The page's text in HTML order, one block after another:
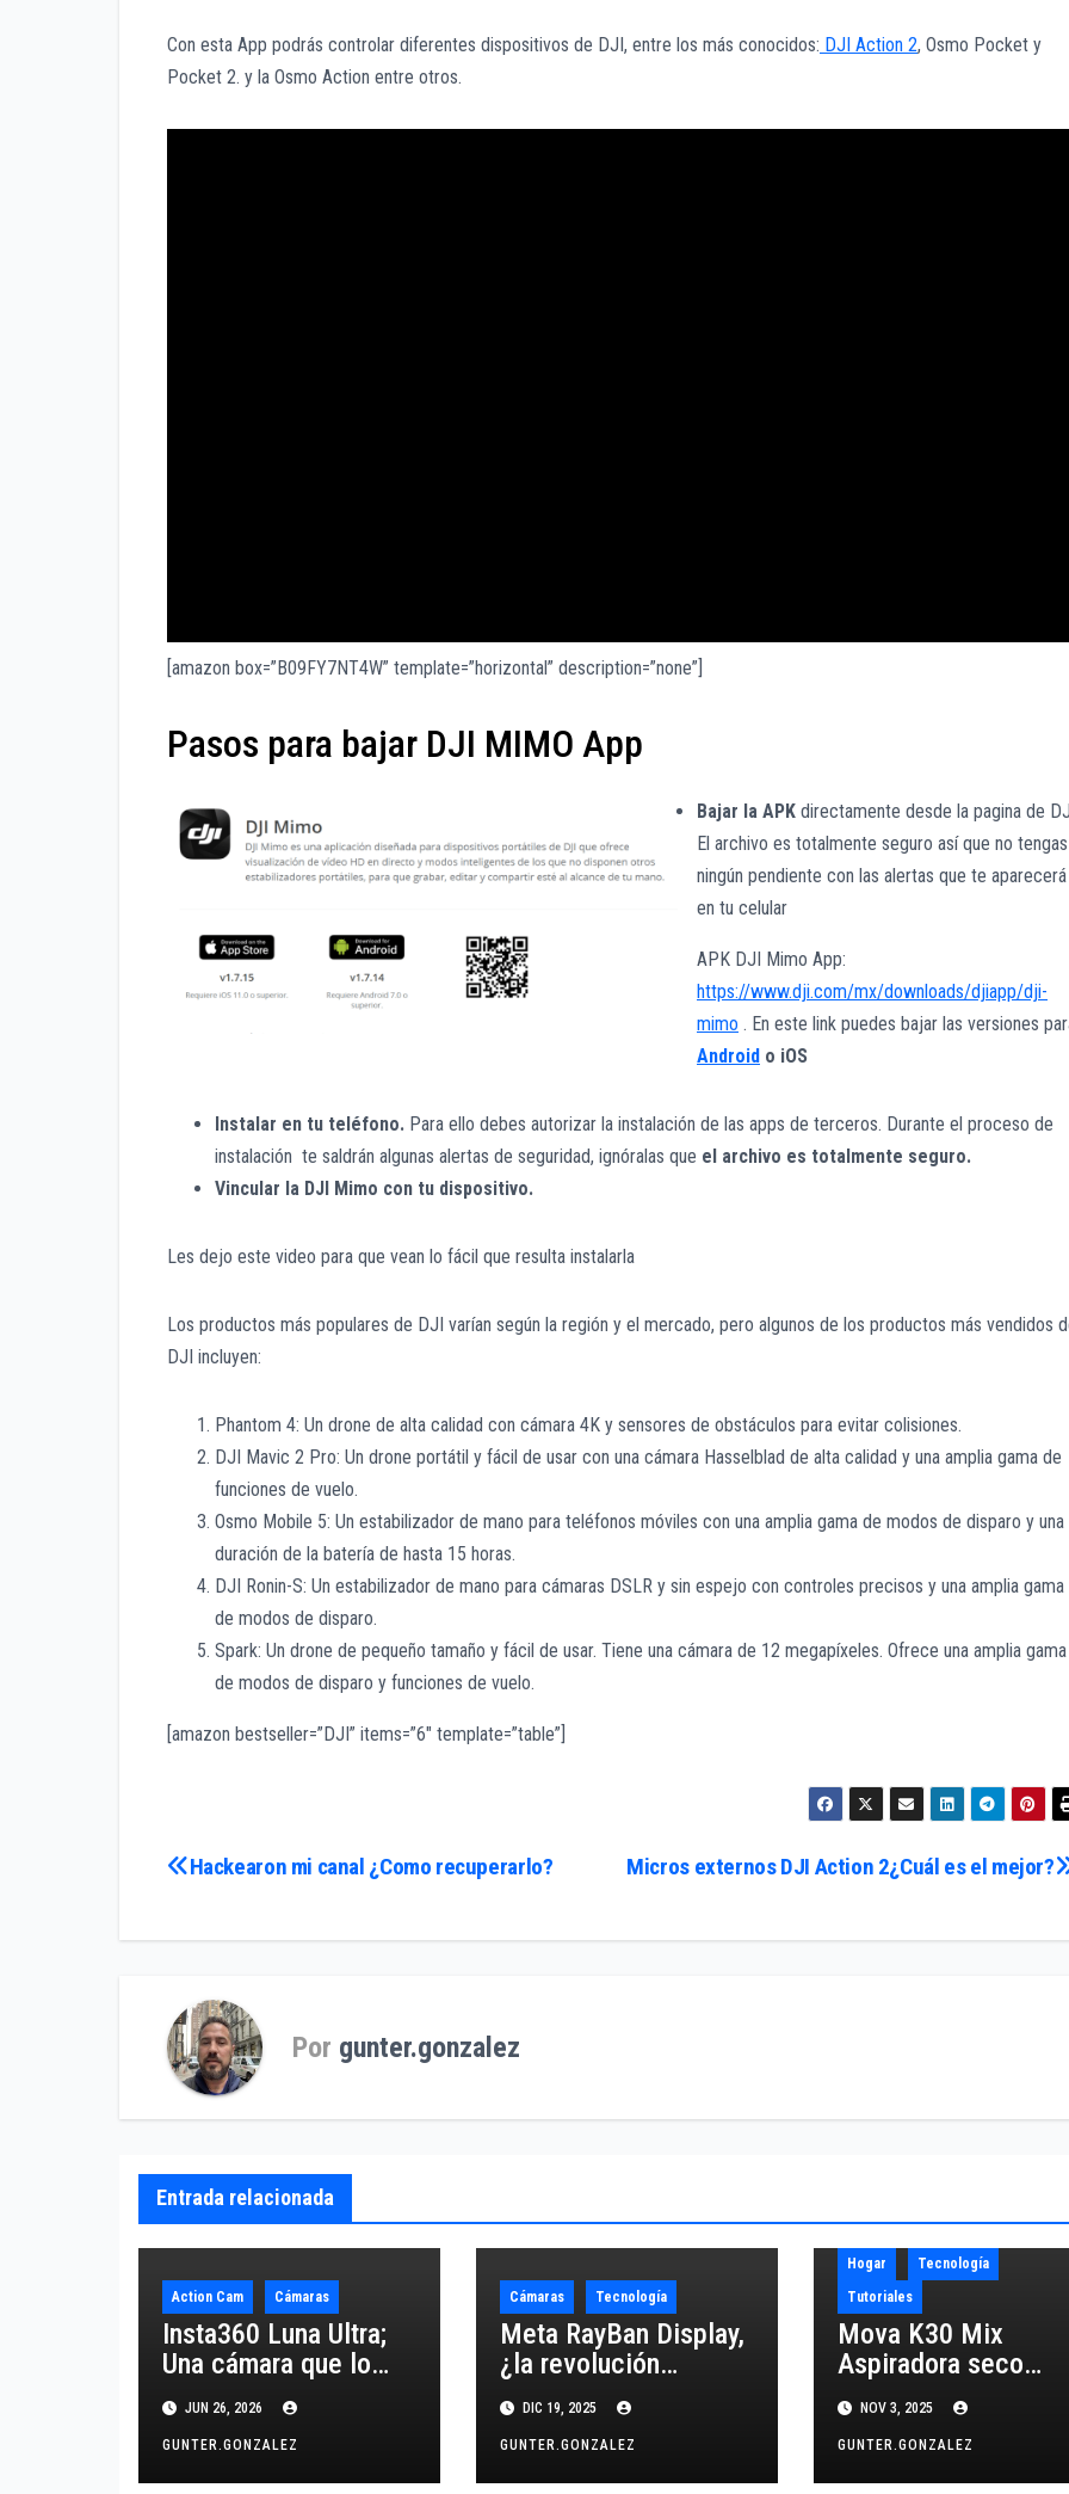
Con esta App podrás controlar diferentes dispositivos de DJI, entre los más conocidos: DJI Action 2, Osmo Pocket y
Pocket 2. y la Osmo Action entre otros.
[amazon box=”B09FY7NT4W” template=”horizontal” description=”none”]
Pasos para bajar DJI MIMO App
Bajar la APK directamente desde la pagina de
El archivo es totalmente seguro así que no tengas
ningún pendiente con las alertas que te aparecerá
en tu celular
APK DJI Mimo App:
https://www.dji.com/mx/downloads/djiapp/dji-
mimo . En este link puedes bajar las versiones
Android o iOS
Instalar en tu teléfono. Para ello debes autorizar la instalación de las apps de terceros. Durante el proceso de
instalación te saldrán algunas alertas de seguridad, ignóralas que el archivo es totalmente seguro.
Vincular la DJI Mimo con tu dispositivo.
Les dejo este video para que vean lo fácil que resulta instalarla
Los productos más populares de DJI varían según la región y el mercado, pero algunos de los productos más vendidos
DJI incluyen:
Phantom 4: Un drone de alta calidad con cámara 4K y sensores de obstáculos para evitar colisiones.
DJI Mavic 2 Pro: Un drone portátil y fácil de usar con una cámara Hasselblad de alta calidad y una amplia gama de
funciones de vuelo.
Osmo Mobile 5: Un estabilizador de mano para teléfonos móviles con una amplia gama de modos de disparo y una
duración de la batería de hasta 15 horas.
DJI Ronin-S: Un estabilizador de mano para cámaras DSLR y sin espejo con controles precisos y una amplia gama
de modos de disparo.
Spark: Un drone de pequeño tamaño y fácil de usar. Tiene una cámara de 12 megapíxeles. Ofrece una amplia gama
de modos de disparo y funciones de vuelo.
[amazon bestseller=”DJI” items=”6″ template=”table”]
Navegación
Micros externos DJI Action 2¿Cuál es el mejor?
Hackearon mi canal ¿Como recuperarlo?
Por gunter.gonzalez
Entrada relacionada
Action Cam Cámaras
Insta360 Luna Ultra;
Una cámara que lo
cambia todo.
JUN 26, 2026
GUNTER.GONZALEZ
Cámaras Tecnología
Meta RayBan Display,
¿la revolución
adelantada?
DIC 19, 2025
GUNTER.GONZALEZ
Hogar
Tecnología
Tutoriales
Mova K30 Mix
Aspiradora seco
húmedo: review a
detalle
NOV 3, 2025
GUNTER.GONZALEZ